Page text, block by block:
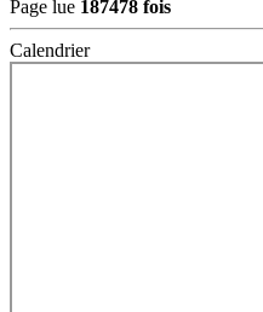
Page lue 187478 fois
Calendrier